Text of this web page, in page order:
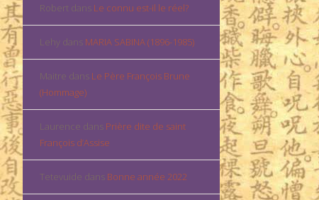
Robert dans Le connu est-il le réel?
Lehy dans MARIA SABINA (1896-1985)
Maitre dans Le Père François Brune
(Hommage)
Laurence dans Prière dite de saint
François d’Assise
Tetevuide dans Bonne année 2022